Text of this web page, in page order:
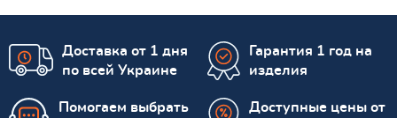
Доставка от 1 дня
по всей Украине
Гарантия 1 год на
изделия
Помогаем выбрать
Доступные цены от